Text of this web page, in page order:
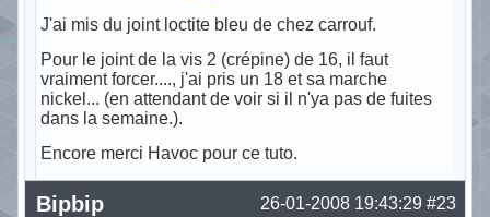
J'ai mis du joint loctite bleu de chez carrouf.
Pour le joint de la vis 2 (crépine) de 16, il faut
vraiment forcer...., j'ai pris un 18 et sa marche
nickel... (en attendant de voir si il n'ya pas de fuites
dans la semaine.).
Encore merci Havoc pour ce tuto.
Hors ligne #23
26-01-2008 19:43:29
Bipbip